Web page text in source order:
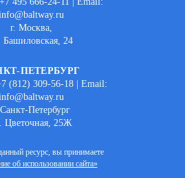
г. Москва,
Башиловская, 24
ПЕТЕРБУРГ
(812) 309-56-18 | Email:
Петербург
Цветочная, 25Ж
ресурс, вы принимаете
об использовании сайта»